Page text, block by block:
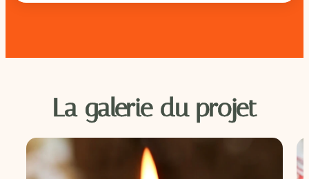
La galerie du projet